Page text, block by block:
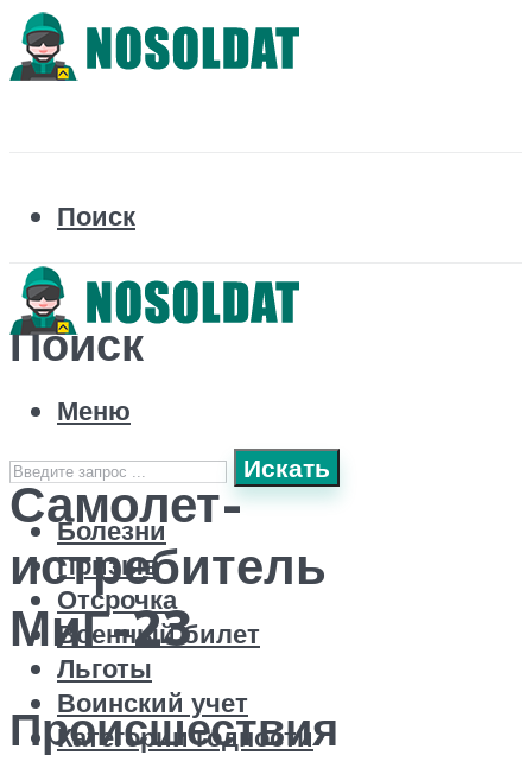
Поиск
Поиск
Искать
Болезни
Призыв
Отсрочка
Военный билет
Льготы
Воинский учет
Категории годности
Меню
Самолет-
истребитель
МиГ-23
Происшествия